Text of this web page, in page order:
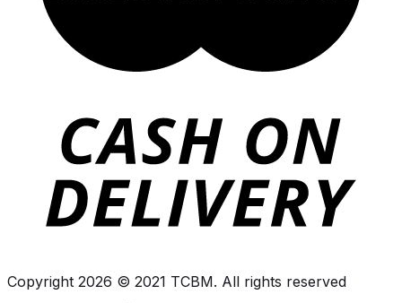
Copyright 2026 © 2021 TCBM. All rights reserved